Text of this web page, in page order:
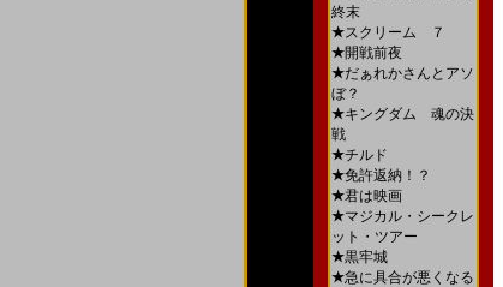
終末
★スクリーム ７
★開戦前夜
★だぁれかさんとアソ
ぼ？
★キングダム 魂の決
戦
★チルド
★免許返納！？
★君は映画
★マジカル・シークレ
ット・ツアー
★黒牢城
★急に具合が悪くなる